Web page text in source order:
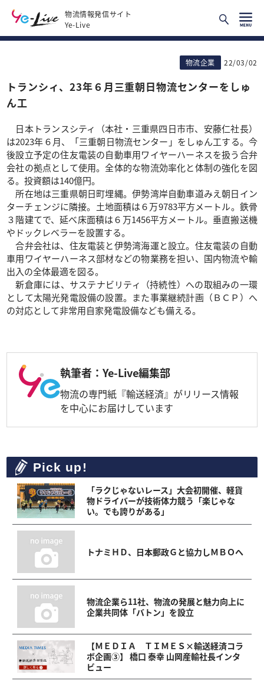
物流情報発信サイト
Ye-Live
物流企業 22/03/02
トランシィ、23年６月三重朝日物流センターをしゅ
ん工
日本トランスシティ（本社・三重県四日市市、安藤仁社長）
は2023年６月、「三重朝日物流センター」をしゅん工する。今
後設立予定の住友電装の自動車用ワイヤーハーネスを扱う合弁
会社の拠点として使用。全体的な物流効率化と体制の強化を図
る。投資額は140億円。
所在地は三重県朝日町埋縄。伊勢湾岸自動車道みえ朝日イン
ターチェンジに隣接。土地面積は６万9783平方メートル。鉄骨
３階建てで、延べ床面積は６万1456平方メートル。垂直搬送機
やドックレベラーを設置する。
合弁会社は、住友電装と伊勢湾海運と設立。住友電装の自動
車用ワイヤーハーネス部材などの物業務を担い、国内物流や輸
出入の全体最適を図る。
新倉庫には、サステナビリティ（持続性）への取組みの一環
として太陽光発電設備の設置。また事業継続計画（ＢＣＰ）へ
の対応として非常用自家発電設備なども備える。
執筆者：Ye-Live編集部
物流の専門紙『輸送経済』がリリース情報
を中心にお届けしています
Pick up!
「ラクじゃないレース」大会初開催、軽貨
物ドライバーが技術体力競う「楽じゃな
い。でも誇りがある」
トナミＨＤ、日本郵政Ｇと協力しＭＢＯへ
物流企業ら11社、物流の発展と魅力向上に
企業共同体「バトン」を設立
【ＭＥＤＩＡ ＴＩＭＥＳ×輸送経済コラ
ボ企画③】 橋口 泰幸 山岡産輸社長インタ
ビュー